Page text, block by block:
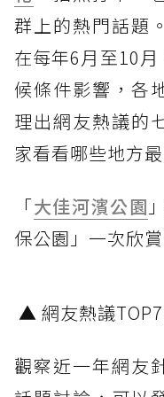
群上的熱門話題
在每年6月至10
候條件影響，各
理出網友熱議的
家看看哪些地方
「大佳河濱公園
保公園」一次欣
▲ 網友熱議
觀察近一年網友